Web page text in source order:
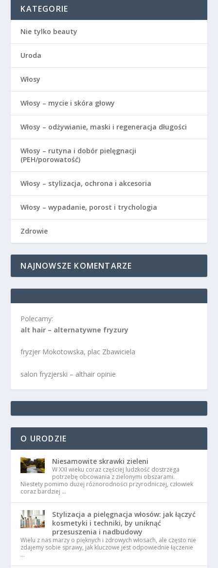
KATEGORIE
Nie tylko beauty
Uroda
Włosy
Włosy – mycie i skóra głowy
Włosy – odżywianie, maski i regeneracja długości
Włosy – rutyna i dobór pielęgnacji
(PEH/porowatość)
Włosy – stylizacja, ochrona i akcesoria
Włosy – wypadanie, porost i trychologia
Zdrowie
NAJNOWSZE KOMENTARZE
Polecamy:
alt hair – alternatywne fryzury
fryzjer Mokotowska, plac Zbawiciela
salon fryzjerski – althair opinie
O URODZIE
Niesamowite skrawki zieleni
W XXI wieku coraz częściej ludzkość dostrzega
potrzebę obcowania z zielonymi obszarami.
Niestety pomimo dużej różnorodności przyrodniczej, człowiek
coraz bardziej …
Stylizacja a pielęgnacja włosów: jak łączyć
kosmetyki i techniki, by uniknąć
przesuszenia i nadbudowy
Wielu z nas marzy o pięknych i zdrowych włosach, ale często nie
zdajemy sobie sprawy, jak kluczowe jest odpowiednie łączenie
…